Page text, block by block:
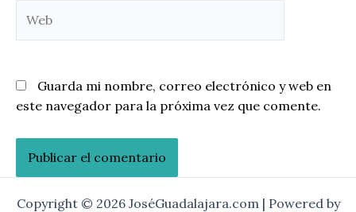
Guarda mi nombre, correo electrónico y web en
este navegador para la próxima vez que comente.
Copyright © 2026 JoséGuadalajara.com | Powered by